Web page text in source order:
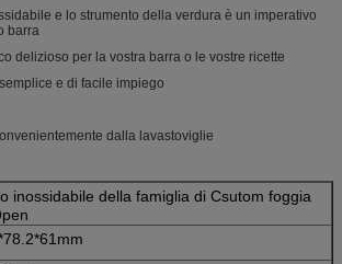
e lo strumento della verdura è un imperativo
barra
delizioso per la vostra barra o le vostre ricette
e di facile impiego
dalla lavastoviglie
inossidabile della famiglia di Csutom foggia